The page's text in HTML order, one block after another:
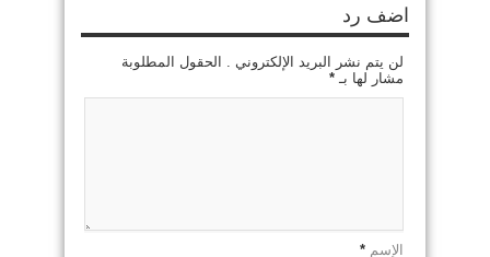
اضف رد
لن يتم نشر البريد الإلكتروني . الحقول المطلوبة
مشار لها بـ *
الإسم *